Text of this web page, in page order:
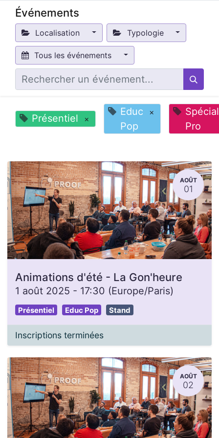
Événements
Localisation Typologie
Tous les événements
Présentiel ×
Educ
Pop
×
Spécial
Pro
AOÛT
01
Animations d'été - La Gon'heure
1 août 2025 - 17:30 (Europe/Paris)
Présentiel Educ Pop Stand
Inscriptions terminées
AOÛT
02